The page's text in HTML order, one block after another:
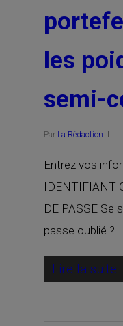
les
semi-
Par La Rédaction
Entrez vos
IDENTIFIANT
DE PASSE Se
passe oublié ?
Lire la suite